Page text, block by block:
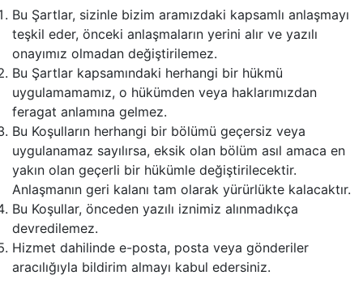
Bu Şartlar, sizinle bizim aramızdaki kapsamlı anlaşmayı
teşkil eder, önceki anlaşmaların yerini alır ve yazılı
onayımız olmadan değiştirilemez.
Bu Şartlar kapsamındaki herhangi bir hükmü
uygulamamamız, o hükümden veya haklarımızdan
feragat anlamına gelmez.
Bu Koşulların herhangi bir bölümü geçersiz veya
uygulanamaz sayılırsa, eksik olan bölüm asıl amaca en
yakın olan geçerli bir hükümle değiştirilecektir.
Anlaşmanın geri kalanı tam olarak yürürlükte kalacaktır.
Bu Koşullar, önceden yazılı iznimiz alınmadıkça
devredilemez.
Hizmet dahilinde e-posta, posta veya gönderiler
aracılığıyla bildirim almayı kabul edersiniz.